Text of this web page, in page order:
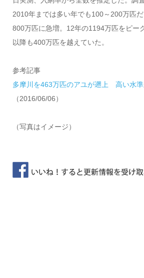
2010年までは多い年でも100～200万匹
800万匹に急増。12年の1194万匹をピー
以降も400万匹を越えていた。
参考記事
多摩川を463万匹のアユが遡上 高い水準
（2016/06/06）
（写真はイメージ）